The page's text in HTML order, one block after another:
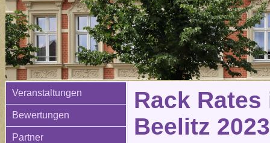
Veranstaltungen
Bewertungen
Partner
Rack
Beelitz 2023